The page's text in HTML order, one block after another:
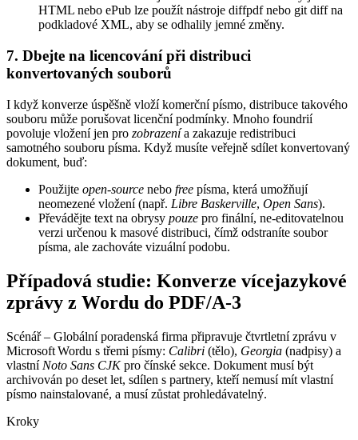
HTML nebo ePub lze použít nástroje diffpdfnebo git diffna
podkladové XML, aby se odhalily jemné změny.
7. Dbejte na licencování při distribuci
konvertovaných souborů
I když konverze úspěšně vloží komerční písmo, distribuce takového
souboru může porušovat licenční podmínky. Mnoho foundrií
povoluje vložení jen pro zobrazenía zakazuje redistribuci
samotného souboru písma. Když musíte veřejně sdílet konvertovaný
dokument, buď:
Použijte open‑source nebo free písma, která umožňují
neomezené vložení (např. Libre Baskerville, Open Sans).
Převádějte text na obrysy pouze pro finální, ne‑editovatelnou
verzi určenou k masové distribuci, čímž odstraníte soubor
písma, ale zachováte vizuální podobu.
Případová studie: Konverze vícejazykové
zprávy z Wordu do PDF/A‑3
Scénář– Globální poradenská firma připravuje čtvrtletní zprávu v
Microsoft Wordu s třemi písmy: Calibri (tělo), Georgia (nadpisy) a
vlastní Noto Sans CJKpro čínské sekce. Dokument musí být
archivován po deset let, sdílen s partnery, kteří nemusí mít vlastní
písmo nainstalované, a musí zůstat prohledávatelný.
Kroky